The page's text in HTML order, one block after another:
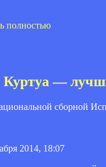
полностью
—
сборной
2014, 18:07